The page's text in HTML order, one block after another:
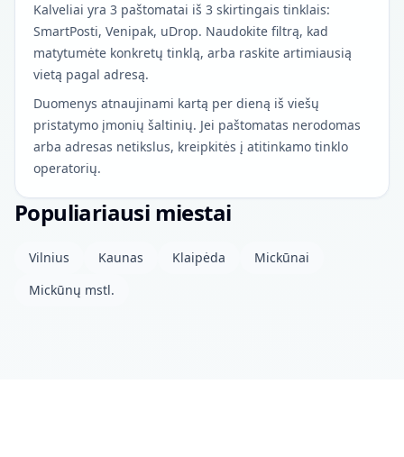
Kalveliai yra 3 paštomatai iš 3 skirtingais tinklais:
SmartPosti, Venipak, uDrop. Naudokite filtrą, kad
matytumėte konkretų tinklą, arba raskite artimiausią
vietą pagal adresą.
Duomenys atnaujinami kartą per dieną iš viešų
pristatymo įmonių šaltinių. Jei paštomatas nerodomas
arba adresas netikslus, kreipkitės į atitinkamo tinklo
operatorių.
Populiariausi miestai
Vilnius Kaunas Klaipėda
Mickūnai
Mickūnų mstl.